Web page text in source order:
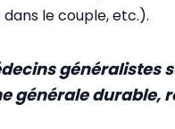
le couple, etc.).
généralistes
générale durable,